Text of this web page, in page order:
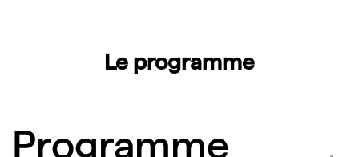
Le programme
Programme